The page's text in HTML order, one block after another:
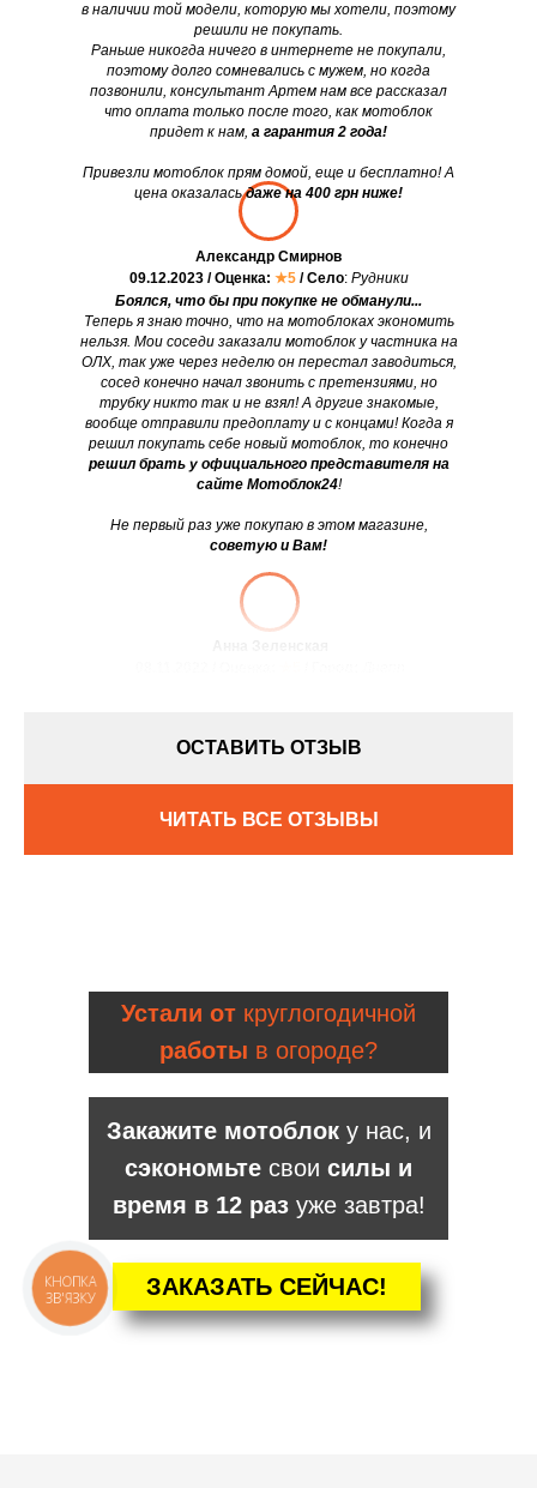
Боялся, что бы при покупке не обманули...
Теперь я знаю точно, что на мотоблоках экономить
нельзя. Мои соседи заказали мотоблок у частника на
ОЛХ, так уже через неделю он перестал заводиться,
сосед конечно начал звонить с претензиями, но
трубку никто так и не взял! А другие знакомые,
вообще отправили предоплату и с концами! Когда я
решил покупать себе новый мотоблок, то конечно
решил брать у официального представителя на
сайте Мотоблок24!
Не первый раз уже покупаю в этом магазине,
советую и Вам!
Александр Смирнов
09.12.2023 / Оценка: ★5 / Село: Рудники
в наличии той модели, которую мы хотели, поэтому
решили не покупать.
Раньше никогда ничего в интернете не покупали,
поэтому долго сомневались с мужем, но когда
позвонили, консультант Артем нам все рассказал
что оплата только после того, как мотоблок
придет к нам, а гарантия 2 года!
Привезли мотоблок прям домой, еще и бесплатно! А
цена оказаласьдаже на 400 грн ниже!
Анна Зеленская
ОСТАВИТЬ ОТЗЫВ
ЧИТАТЬ ВСЕ ОТЗЫВЫ
ЗАКАЗАТЬ СЕЙЧАС!
Закажите мотоблоку нас, и
сэкономьте свои силы и
время в 12 разуже завтра!
Устали от круглогодичной
работы в огороде?
КНОПКА
ЗВ'ЯЗКУ